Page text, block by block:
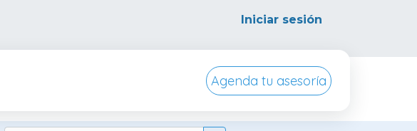
Iniciar sesión
ConocenosAgenda tu asesoría